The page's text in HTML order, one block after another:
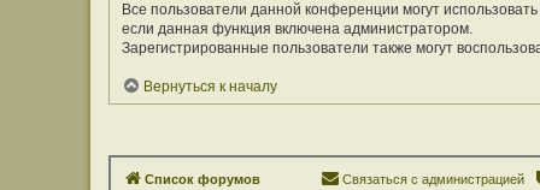
Все пользователи данной конференции могут
если данная функция включена администратором.
Зарегистрированные пользователи также могут
Вернуться к началу
Список форумов Связаться с администрацией